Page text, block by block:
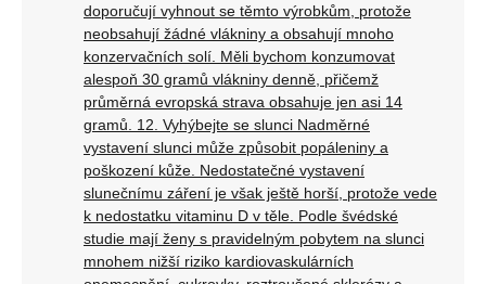
doporučují vyhnout se těmto výrobkům, protože
neobsahují žádné vlákniny a obsahují mnoho
konzervačních solí. Měli bychom konzumovat
alespoň 30 gramů vlákniny denně, přičemž
průměrná evropská strava obsahuje jen asi 14
gramů. 12. Vyhýbejte se slunci Nadměrné
vystavení slunci může způsobit popáleniny a
poškození kůže. Nedostatečné vystavení
slunečnímu záření je však ještě horší, protože vede
k nedostatku vitaminu D v těle. Podle švédské
studie mají ženy s pravidelným pobytem na slunci
mnohem nižší riziko kardiovaskulárních